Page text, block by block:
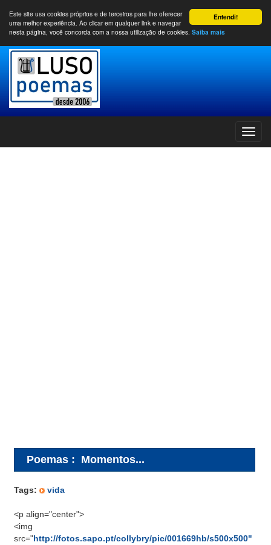
Entendi!
Este site usa cookies próprios e de terceiros para lhe oferecer
uma melhor experiência. Ao clicar em qualquer link e navegar
nesta página, você concorda com a nossa utilização de cookies. Saiba mais
Poemas : Momentos...
Tags: vida
<p align="center">
<img
src="http://fotos.sapo.pt/collybry/pic/001669hb/s500x500"